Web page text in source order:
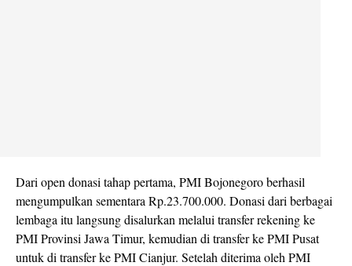
Dari open donasi tahap pertama, PMI Bojonegoro berhasil
mengumpulkan sementara Rp.23.700.000. Donasi dari berbagai
lembaga itu langsung disalurkan melalui transfer rekening ke
PMI Provinsi Jawa Timur, kemudian di transfer ke PMI Pusat
untuk di transfer ke PMI Cianjur. Setelah diterima oleh PMI